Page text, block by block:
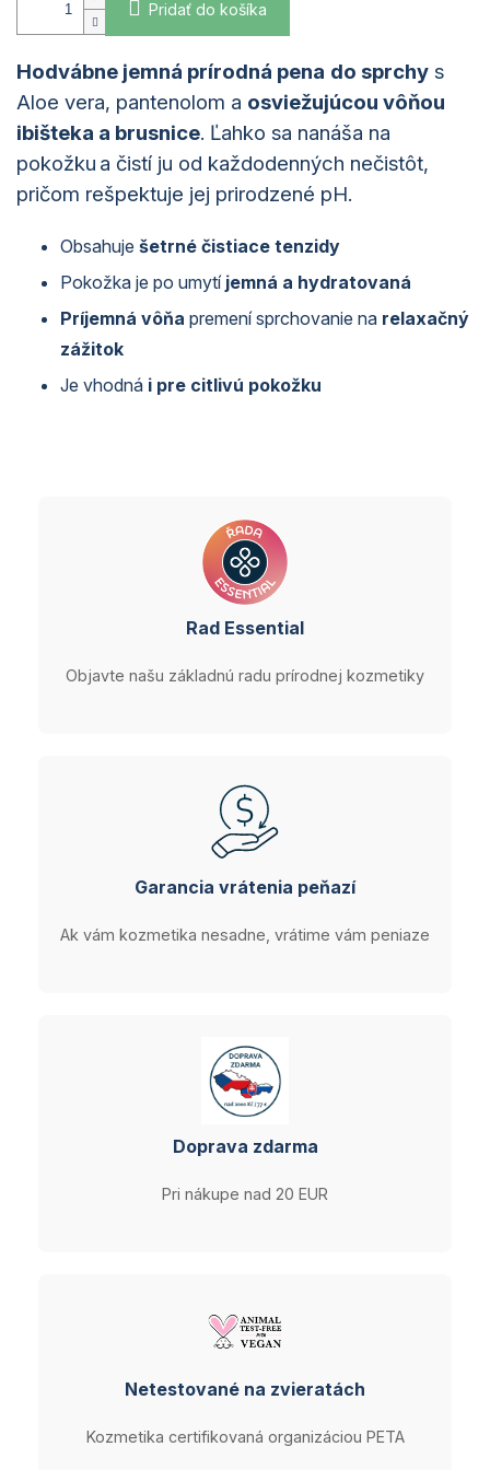
Pridať do košíka
Hodvábne jemná prírodná pena do sprchy s
Aloe vera, pantenolom a osviežujúcou vôňou
ibišteka a brusnice. Ľahko sa nanáša na
pokožku a čistí ju od každodenných nečistôt,
pričom rešpektuje jej prirodzené pH.
Obsahuje šetrné čistiace tenzidy
Pokožka je po umytíjemná a hydratovaná
Príjemná vôňa premení sprchovanie na relaxačný
zážitok
Je vhodná i pre citlivú pokožku
Rad Essential
Objavte našu základnú radu prírodnej kozmetiky
Garancia vrátenia peňazí
Ak vám kozmetika nesadne, vrátime vám peniaze
Doprava zdarma
Pri nákupe nad 20 EUR
Netestované na zvieratách
Kozmetika certifikovaná organizáciou PETA